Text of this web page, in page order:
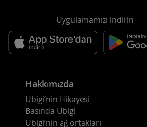
Uygulamamızı indirin
Hakkımızda
Ubigi’nin Hikayesi
Basında Ubigi
Ubigi’nin ağ ortakları